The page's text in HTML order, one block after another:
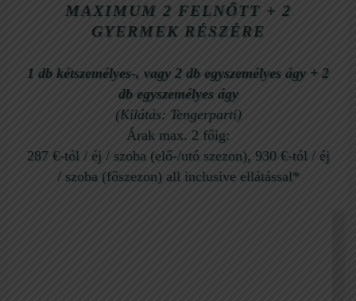
MAXIMUM 2 FELNŐTT + 2
GYERMEK RÉSZÉRE
1 db kétszemélyes-, vagy 2 db egyszemélyes ágy + 2
db egyszemélyes ágy
(Kilátás: Tengerparti)
Árak max. 2 főig:
287 €-tól / éj / szoba (elő-/utó szezon), 930 €-tól / éj
/ szoba (főszezon) all inclusive ellátással*